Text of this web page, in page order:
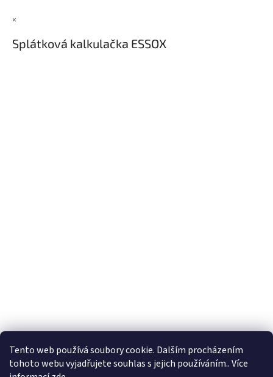
Tento web používá soubory cookie. Dalším procházením
tohoto webu vyjadřujete souhlas s jejich používáním.. Více
×
Splátková kalkulačka ESSOX